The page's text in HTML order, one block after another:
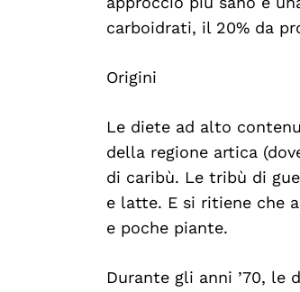
carboidrati, il 20% da
Origini
Le diete ad alto
della regione artica
di caribù. Le tribù di
e latte. E si ritiene che
e poche piante.
Durante gli anni ’70,